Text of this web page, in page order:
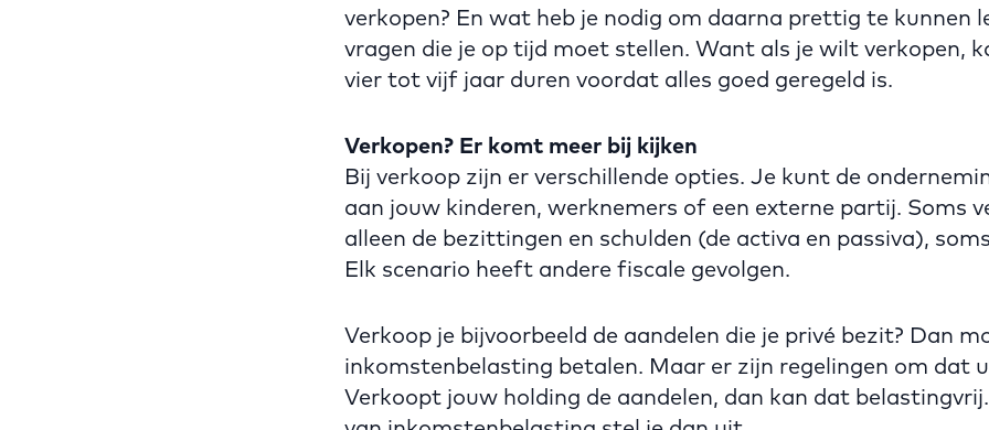
verkopen? En wat heb je nodig om daarna prettig te kunnen
vragen die je op tijd moet stellen. Want als je wilt verkopen,
vier tot vijf jaar duren voordat alles goed geregeld is.
Verkopen? Er komt meer bij kijken
Bij verkoop zijn er verschillende opties. Je kunt de
aan jouw kinderen, werknemers of een externe partij. Soms
alleen de bezittingen en schulden (de activa en passiva),
Elk scenario heeft andere fiscale gevolgen.
Verkoop je bijvoorbeeld de aandelen die je privé bezit? Dan
inkomstenbelasting betalen. Maar er zijn regelingen om dat
Verkoopt jouw holding de aandelen, dan kan dat